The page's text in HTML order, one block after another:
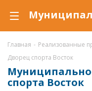
Главная - Реализованные
Дворец спорта Восток
спорта Восток